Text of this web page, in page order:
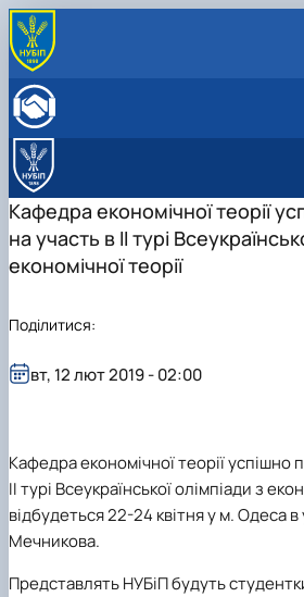
Навчально-
програми та ЕНК
Аспіранти кафедри
МІЖНАРОДНА ДІЯЛЬНІСТЬ
СТУДЕНТСЬКИЙ ГУРТОК
МІЖНАРОДНІ НАУКОВО-
Кафедра економічної теорії
на участь в ІІ турі
економічної теорії
Кафедра економічної теорії успішно
ІІ турі Всеукраїнської олімпіади з
відбудеться 22-24 квітня у м. Одеса в
Мечникова.
Представлять НУБіП будуть
вт, 12 лют 2019 - 02:00
Поділитися: